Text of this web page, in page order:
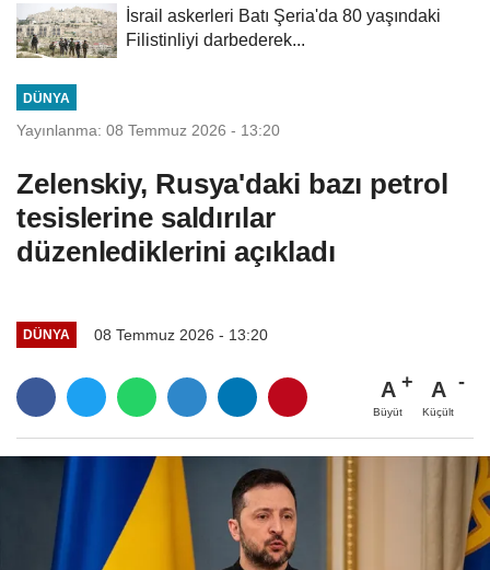
İsrail askerleri Batı Şeria'da 80 yaşındaki
Filistinliyi darbederek...
DÜNYA
Yayınlanma: 08 Temmuz 2026 - 13:20
Zelenskiy, Rusya'daki bazı petrol
tesislerine saldırılar
düzenlediklerini açıkladı
DÜNYA 08 Temmuz 2026 - 13:20
A
Büyüt
A
Küçült